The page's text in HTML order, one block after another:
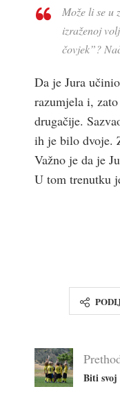
Može li se u
izraženoj
čovjek”?
Da je Jura
razumjela i,
drugačije.
ih je bilo dvoje.
Važno je da je
U tom trenutku
Biti svoj